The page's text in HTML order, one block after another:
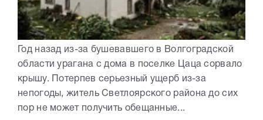
Год назад из-за бушевавшего в Волгоградской
области урагана с дома в поселке Цаца сорвало
крышу. Потерпев серьезный ущерб из-за
непогоды, житель Светлоярского района до сих
пор не может получить обещанные...